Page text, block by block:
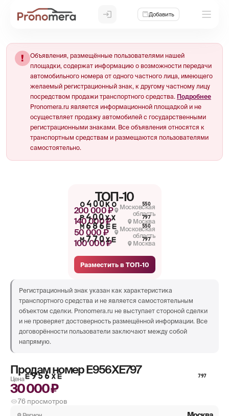
Добавить
!
Объявления, размещённые пользователями нашей
площадки, содержат информацию о возможности передачи
автомобильного номера от одного частного лица, имеющего
желаемый регистрационный знак, к другому частному лицу
посредством продажи транспортного средства. Подробнее
Pronomera.ru является информационной площадкой и не
осуществляет продажу автомобилей с государственными
регистрационными знаками. Все объявления относятся к
транспортным средствам и размещаются пользователями
самостоятельно.
Регистрационный знак указан как характеристика
транспортного средства и не является самостоятельным
объектом сделки. Pronomera.ru не выступает стороной сделки
и не проверяет достоверность размещённой информации. Все
договорённости пользователи заключают между собой
напрямую.
Продам номерЕ956ХЕ797
Е956ХЕ 797
Цена
30 000 ₽
76 просмотров
ТОП-10
О400КО 550
200 000 ₽
Московская
область
Р400ХХ 797
140 000 ₽ Москва
М686ЕЕ 550
50 000 ₽
Московская
область
М770ХЕ 797
100 000 ₽ Москва
Разместить в ТОП-10